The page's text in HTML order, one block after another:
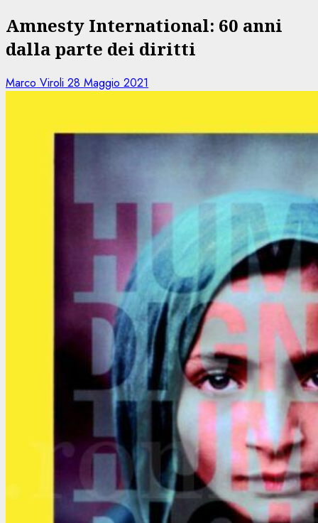
Amnesty International: 60 anni
dalla parte dei diritti
Marco Viroli 28 Maggio 2021